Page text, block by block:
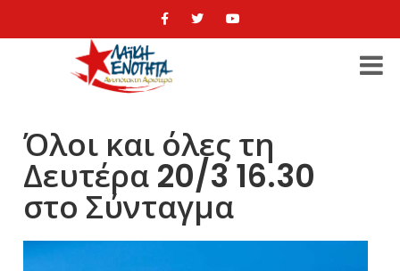
Όλοι και όλες τη
Δευτέρα 20/3 16.30
στο Σύνταγμα